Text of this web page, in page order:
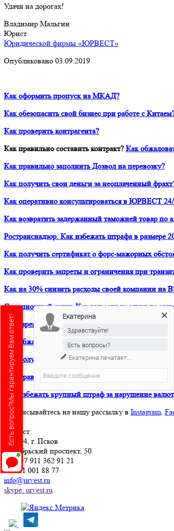
Удачи на дорогах!
Владимир Мальгин
Юрист
Юридической фирмы «ЮРВЕСТ»
Опубликовано 03.09.2019
Как оформить пропуск на МКАД?
Как обезопасить свой бизнес при работе с
Как проверить контрагента?
Как правильно составить контракт? Как
Как правильно заполнить Дозвол на перевозку?
Как получить свои деньги за неоплаченный
Как оперативно консультироваться в ЮРВЕСТ
Как возвратить задержанный таможней товар по
Ространснадзор. Как избежать штрафа в размере
Как получить сертификат о форс-мажорных
Как проверить запреты и ограничения при
Как на 30% снизить расходы своей компании на
Санкционный аудит. Как вывести продукт на
Как зарегистрировать товарный знак в ТРОИС?
Как обжаловать решение таможни о
Как получить предварительное классрешение?
Как правильно составить внешнеторговый
Как избежать крупный штраф за нарушение
Подписывайтесь на нашу рассылку в Instagram,
Юрвест:
180004, г. Псков
Октябрьский проспект, 50
Тел: +7 911 362 91 21
+7 921 001 88 77
info@urvest.ru
skype: urvest.ru
Есть вопрос?Мы гарантируем Вам ответ! Екатерина
Здравствуйте!
Есть вопросы?
Екатерина печатает...